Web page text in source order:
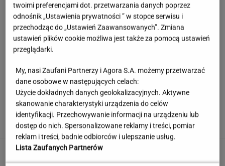
Wystarczy jedno spojrzenie i już wiadomo. Po
tym poznasz turystę we Włoszech
Takiego meczu Świątek nie miała
od dawna. Sukces większy niż się wydaje
twoimi preferencjami dot. przetwarzania danych poprzez
odnośnik „Ustawienia prywatności ” w stopce serwisu i
przechodząc do „Ustawień Zaawansowanych”. Zmiana
ustawień plików cookie możliwa jest także za pomocą ustawień
przeglądarki.
My, nasi Zaufani Partnerzy i Agora S.A. możemy przetwarzać
dane osobowe w następujących celach:
Użycie dokładnych danych geolokalizacyjnych. Aktywne
skanowanie charakterystyki urządzenia do celów
identyfikacji. Przechowywanie informacji na urządzeniu lub
dostęp do nich. Spersonalizowane reklamy i treści, pomiar
reklam i treści, badnie odbiorców i ulepszanie usług.
Lista Zaufanych Partnerów